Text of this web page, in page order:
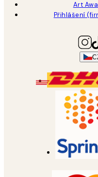
Art
Přihlášení